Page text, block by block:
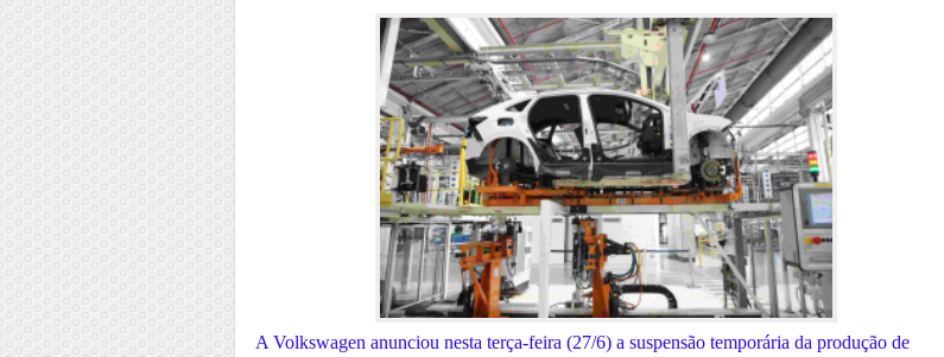
A Volkswagen anunciou nesta terça-feira (27/6) a suspensão temporária da produção de